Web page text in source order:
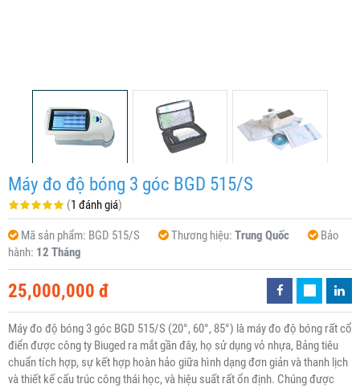
Máy đo độ bóng 3 góc BGD 515/S
(1 đánh giá)
Mã sản phẩm: BGD 515/S Thương hiệu: Trung Quốc
Bảo
hành: 12 Tháng
25,000,000 đ
Máy đo độ bóng 3 góc BGD 515/S (20°, 60°, 85°) là máy đo độ bóng rất cổ
điển được công ty Biuged ra mắt gần đây, họ sử dụng vỏ nhựa, Bảng tiêu
chuẩn tích hợp, sự kết hợp hoàn hảo giữa hình dạng đơn giản và thanh lịch
và thiết kế cấu trúc công thái học, và hiệu suất rất ổn định. Chúng được